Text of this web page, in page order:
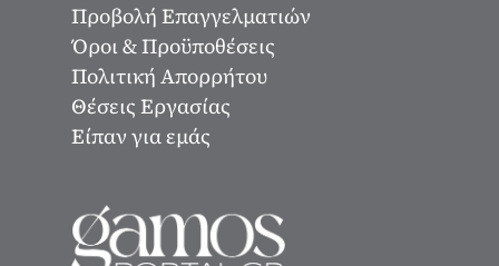
Προβολή Επαγγελματιών
Όροι & Προϋποθέσεις
Πολιτική Απορρήτου
Θέσεις Εργασίας
Είπαν για εμάς